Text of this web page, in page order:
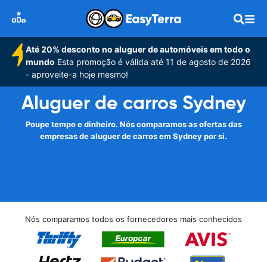
Até 20% desconto no aluguer de automóveis em todo o
mundo Esta promoção é válida até 11 de agosto de 2026
- aproveite-a hoje mesmo!
Aluguer de carros Sydney
Poupe tempo e dinheiro. Nós comparamos as ofertas das
empresas de aluguer de carros em Sydney por si.
Nós comparamos todos os fornecedores mais conhecidos